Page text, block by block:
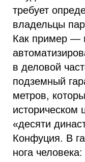
требует
владельцы
Как пример —
в деловой
подземный
метров,
историческом
«десяти
Конфуция. В
нога